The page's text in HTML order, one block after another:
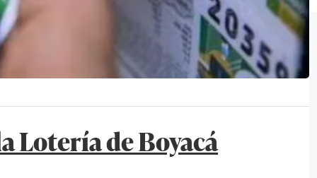
Lotería de Boyacá